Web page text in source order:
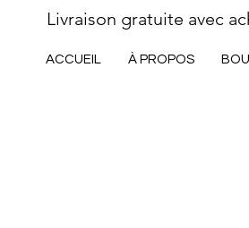
Livraison gratuite avec
ACCUEIL À PROPOS